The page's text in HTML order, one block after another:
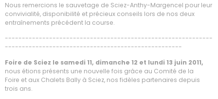
Nous remercions le sauvetage de Sciez-Anthy-Margencel pour leur
convivialité, disponibilité et précieux conseils lors de nos deux
entraînements précédent la course.
-------------------------------------------------------------
----------------------------------------------------
Foire de Sciez le samedi 11, dimanche 12 et lundi 13 juin 2011,
nous étions présents une nouvelle fois grâce au Comité de la
Foire et aux Chalets Bally à Sciez, nos fidèles partenaires depuis
trois ans.